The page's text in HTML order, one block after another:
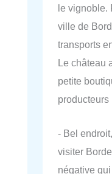
le vignoble.
ville de
transports
Le château
petite
producteurs
- Bel
visiter
négative